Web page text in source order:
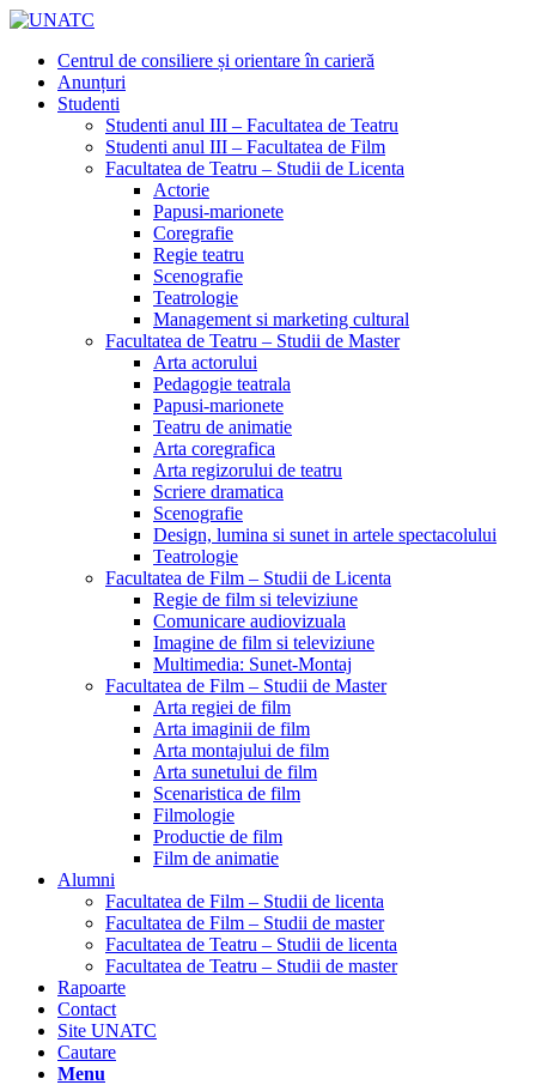
Centrul de consiliere și orientare în carieră
Anunțuri
Studenti
Studenti anul III – Facultatea de Teatru
Studenti anul III – Facultatea de Film
Facultatea de Teatru – Studii de Licenta
Actorie
Papusi-marionete
Coregrafie
Regie teatru
Scenografie
Teatrologie
Management si marketing cultural
Facultatea de Teatru – Studii de Master
Arta actorului
Pedagogie teatrala
Papusi-marionete
Teatru de animatie
Arta coregrafica
Arta regizorului de teatru
Scriere dramatica
Scenografie
Design, lumina si sunet in artele spectacolului
Teatrologie
Facultatea de Film – Studii de Licenta
Regie de film si televiziune
Comunicare audiovizuala
Imagine de film si televiziune
Multimedia: Sunet-Montaj
Facultatea de Film – Studii de Master
Arta regiei de film
Arta imaginii de film
Arta montajului de film
Arta sunetului de film
Scenaristica de film
Filmologie
Productie de film
Film de animatie
Alumni
Facultatea de Film – Studii de licenta
Facultatea de Film – Studii de master
Facultatea de Teatru – Studii de licenta
Facultatea de Teatru – Studii de master
Rapoarte
Contact
Site UNATC
Cautare
Menu